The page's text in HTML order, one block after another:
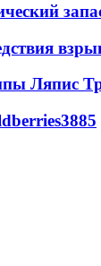
Ляпис
3885